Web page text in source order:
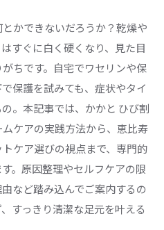
かできないだろうか？乾燥や
すぐに白く硬くなり、見た目
ちです。自宅でワセリンや保
保護を試みても、症状やタイ
。本記事では、かかと ひび割
ケアの実践方法から、恵比寿
ケア選びの視点まで、専門的
。原因整理やセルフケアの限
など踏み込んでご案内するの
すっきり清潔な足元を叶える